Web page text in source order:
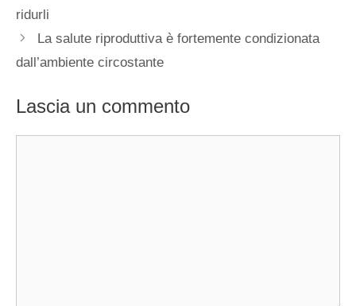
ridurli
La salute riproduttiva è fortemente condizionata
dall’ambiente circostante
Lascia un commento